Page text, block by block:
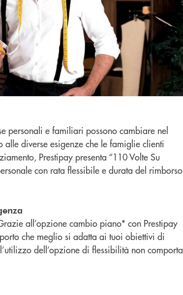
personali e familiari possono cambiare nel
diverse esigenze che le famiglie clienti
Prestipay presenta “110 Volte Su
con rata flessibile e durata del rimborso
all’opzione cambio piano* con Prestipay
che meglio si adatta ai tuoi obiettivi di
dell’opzione di flessibilità non comporta